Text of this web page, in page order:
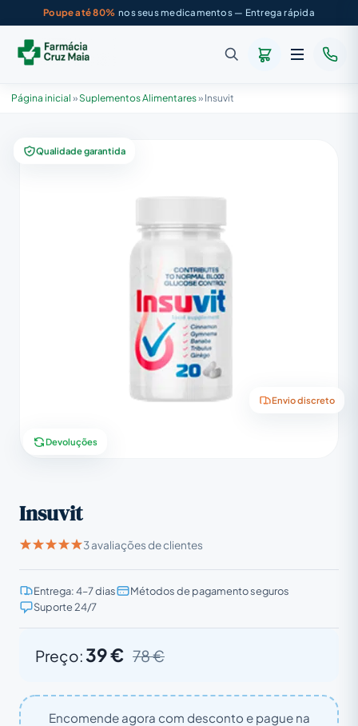
Poupe até 80% nos seus medicamentos — Entrega rápida
Página inicial »Suplementos Alimentares» Insuvit
Qualidade garantida
Envio discreto
Devoluções
Insuvit
3 avaliações de clientes
Entrega: 4–7 dias
Métodos de pagamento seguros
Suporte 24/7
Preço:39 € 78 €
Encomende agora com desconto e pague na